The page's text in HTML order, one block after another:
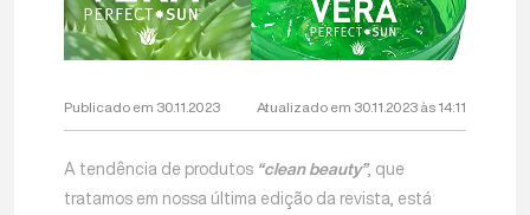
Publicado em 30.11.2023 Atualizado em 30.11.2023 às 14:11
A tendência de produtos “clean beauty”, que
tratamos em nossa última edição da revista, está